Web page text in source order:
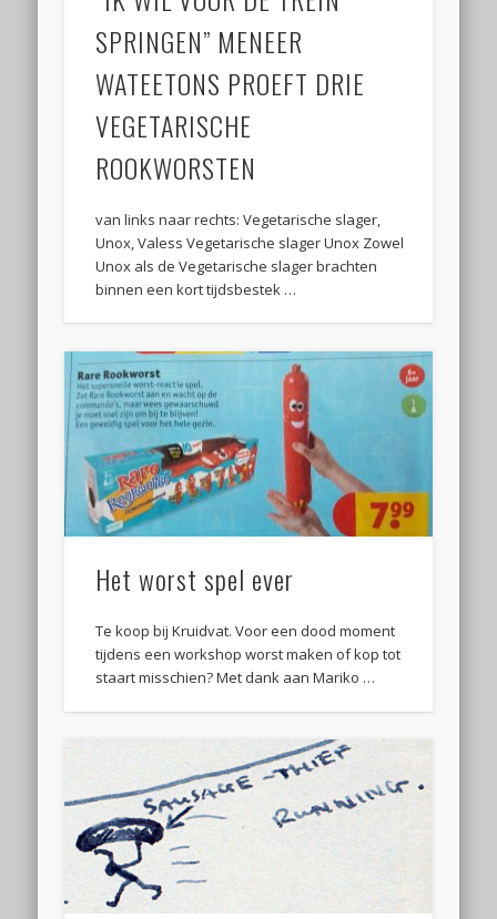
SPRINGEN” MENEER
WATEETONS PROEFT DRIE
VEGETARISCHE
ROOKWORSTEN
van links naar rechts: Vegetarische slager,
Unox, Valess Vegetarische slager Unox Zowel
Unox als de Vegetarische slager brachten
binnen een kort tijdsbestek …
Het worst spel ever
Te koop bij Kruidvat. Voor een dood moment
tijdens een workshop worst maken of kop tot
staart misschien? Met dank aan Mariko …